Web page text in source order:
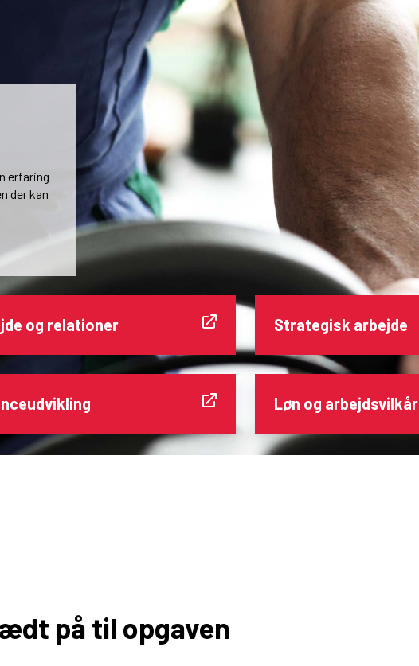
erfaring
der kan
og relationer Strategisk arbejde
Løn og arbejdsvilkår
på til opgaven